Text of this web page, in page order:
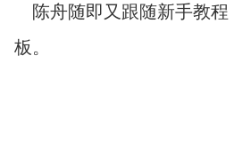
陈舟随即又跟随新手教程
板。